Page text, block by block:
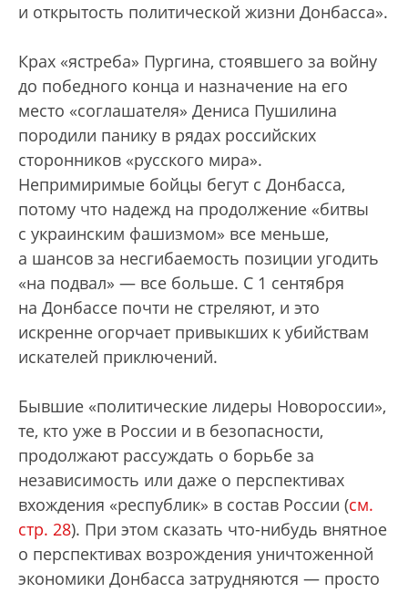
и открытость политической жизни Донбасса».
Крах «ястреба» Пургина, стоявшего за войну
до победного конца и назначение на его
место «соглашателя» Дениса Пушилина
породили панику в рядах российских
сторонников «русского мира».
Непримиримые бойцы бегут с Донбасса,
потому что надежд на продолжение «битвы
с украинским фашизмом» все меньше,
а шансов за несгибаемость позиции угодить
«на подвал» — все больше. С 1 сентября
на Донбассе почти не стреляют, и это
искренне огорчает привыкших к убийствам
искателей приключений.
Бывшие «политические лидеры Новороссии»,
те, кто уже в России и в безопасности,
продолжают рассуждать о борьбе за
независимость или даже о перспективах
вхождения «республик» в состав России (см.
стр. 28). При этом сказать что-нибудь внятное
о перспективах возрождения уничтоженной
экономики Донбасса затрудняются — просто